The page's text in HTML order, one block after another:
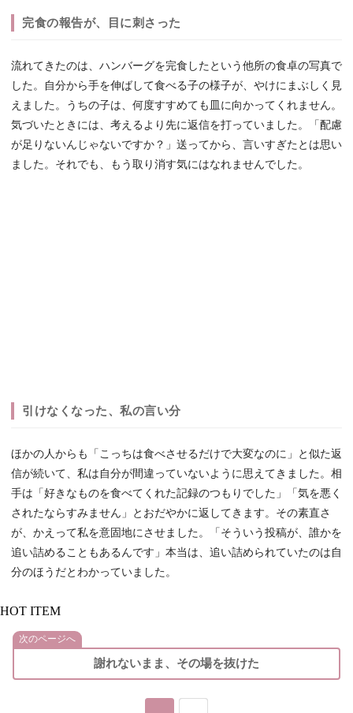
完食の報告が、目に刺さった
流れてきたのは、ハンバーグを完食したという他所の食卓の写真で
した。自分から手を伸ばして食べる子の様子が、やけにまぶしく見
えました。うちの子は、何度すすめても皿に向かってくれません。
気づいたときには、考えるより先に返信を打っていました。「配慮
が足りないんじゃないですか？」送ってから、言いすぎたとは思い
ました。それでも、もう取り消す気にはなれませんでした。
引けなくなった、私の言い分
ほかの人からも「こっちは食べさせるだけで大変なのに」と似た返
信が続いて、私は自分が間違っていないように思えてきました。相
手は「好きなものを食べてくれた記録のつもりでした」「気を悪く
されたならすみません」とおだやかに返してきます。その素直さ
が、かえって私を意固地にさせました。「そういう投稿が、誰かを
追い詰めることもあるんです」本当は、追い詰められていたのは自
分のほうだとわかっていました。
HOT ITEM
次のページへ
謝れないまま、その場を抜けた